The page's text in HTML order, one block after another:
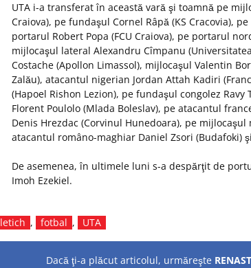
UTA i-a transferat în această vară şi toamnă pe
Craiova), pe fundaşul Cornel Râpă (KS Cracovia),
portarul Robert Popa (FCU Craiova), pe portarul
mijlocaşul lateral Alexandru Cîmpanu
Costache (Apollon Limassol), mijlocaşul Valentin
Zalău), atacantul nigerian Jordan Attah Kadiri
(Hapoel Rishon Lezion), pe fundaşul congolez Ravy
Florent Poulolo (Mlada Boleslav), pe atacantul
Denis Hrezdac (Corvinul Hunedoara), pe mijlocaşul
atacantul româno-maghiar Daniel Zsori (Budafoki)
De asemenea, în ultimele luni s-a despărţit de
Imoh Ezekiel.
, fotbal , UTA
Dacă ţi-a plăcut articolul, urmăreşte